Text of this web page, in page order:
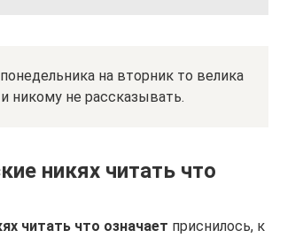
на вторник то велика
никому не рассказывать.
никях читать что
читать что означает приснилось, к